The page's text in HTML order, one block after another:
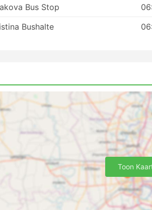
kan het nodig zijn vooraf te
uitverkocht zijn, dus plan je reis
Bus Stop
Bushalte
Toon